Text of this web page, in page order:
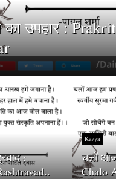
का उपहार :
:
Kavya
चलों
Chalo